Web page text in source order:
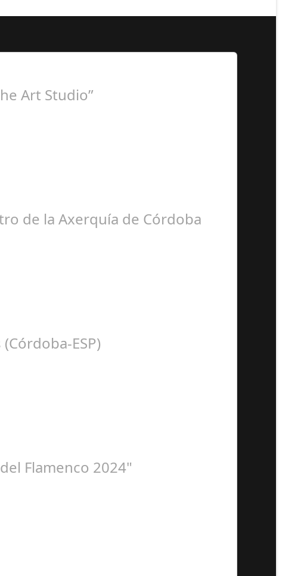
Art Studio”
de la Axerquía de Córdoba
ESP)
Flamenco 2024"